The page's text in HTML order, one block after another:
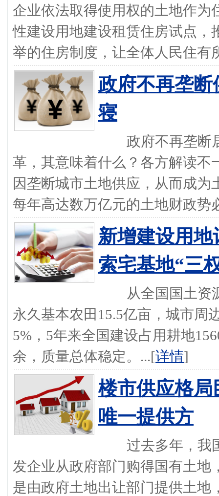
企业依法取得使用权的土地作为
性建设用地建设租赁住房试点，
举的住房制度，让全体人民住有
政府不再垄
寝
政府不再垄断居
革，其意味着什么？各方解读不
因垄断城市土地供应，从而成
每年高达数万亿元的土地财政势
新增建设用
索宅基地“三
从全国国土资源
永久基本农田15.5亿亩，城市周
5%，5年来全国建设占用耕地
余，质量总体稳定。...[详情]
楼市供应格
唯一提供方
过去多年，我国
发企业从政府部门购得国有土
是由政府土地出让部门提供土